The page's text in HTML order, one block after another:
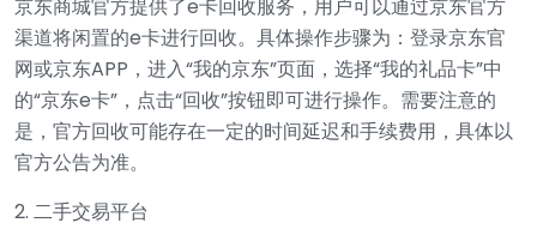
京东商城官方提供了e卡回收服务，用户可以通过京东官方
渠道将闲置的e卡进行回收。具体操作步骤为：登录京东官
网或京东APP，进入“我的京东”页面，选择“我的礼品卡”中
的“京东e卡”，点击“回收”按钮即可进行操作。需要注意的
是，官方回收可能存在一定的时间延迟和手续费用，具体以
官方公告为准。
2. 二手交易平台